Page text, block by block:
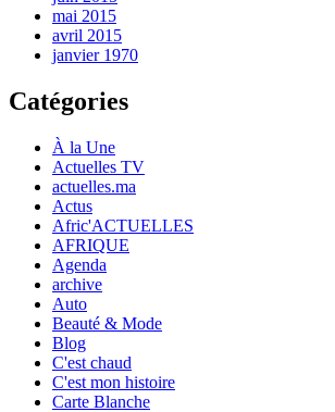
mai 2015
avril 2015
janvier 1970
Catégories
À la Une
Actuelles TV
actuelles.ma
Actus
Afric'ACTUELLES
AFRIQUE
Agenda
archive
Auto
Beauté & Mode
Blog
C'est chaud
C'est mon histoire
Carte Blanche